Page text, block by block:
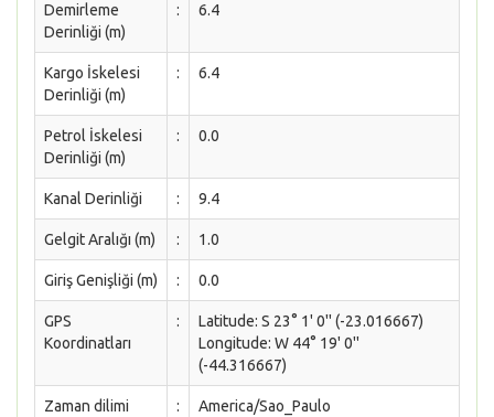
Demirleme
Derinliği (m)
: 6.4
Kargo İskelesi
Derinliği (m)
: 6.4
Petrol İskelesi
Derinliği (m)
: 0.0
Kanal Derinliği : 9.4
Gelgit Aralığı (m) : 1.0
Giriş Genişliği (m) : 0.0
GPS
Koordinatları
:
Latitude: S 23° 1' 0'' (-23.016667)
Longitude: W 44° 19' 0''
(-44.316667)
Zaman dilimi : America/Sao_Paulo